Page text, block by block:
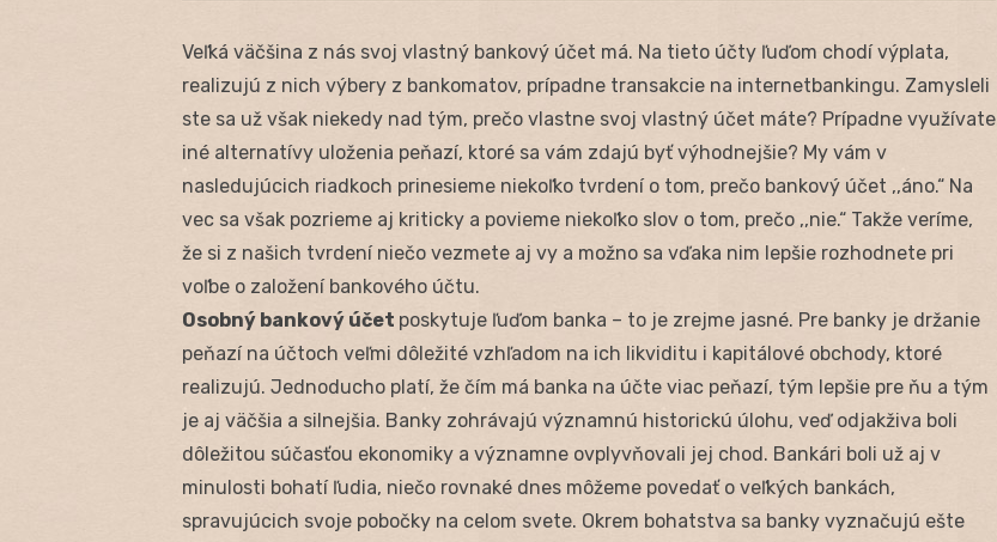
Veľká väčšina z nás svoj vlastný bankový účet má. Na tieto účty ľuďom chodí výplata,
realizujú z nich výbery z bankomatov, prípadne transakcie na internetbankingu. Zamysleli
ste sa už však niekedy nad tým, prečo vlastne svoj vlastný účet máte? Prípadne využívate
iné alternatívy uloženia peňazí, ktoré sa vám zdajú byť výhodnejšie? My vám v
nasledujúcich riadkoch prinesieme niekoľko tvrdení o tom, prečo bankový účet ,,áno.“ Na
vec sa však pozrieme aj kriticky a povieme niekoľko slov o tom, prečo ,,nie.“ Takže veríme,
že si z našich tvrdení niečo vezmete aj vy a možno sa vďaka nim lepšie rozhodnete pri
voľbe o založení bankového účtu.
Osobný bankový účet poskytuje ľuďom banka – to je zrejme jasné. Pre banky je držanie
peňazí na účtoch veľmi dôležité vzhľadom na ich likviditu i kapitálové obchody, ktoré
realizujú. Jednoducho platí, že čím má banka na účte viac peňazí, tým lepšie pre ňu a tým
je aj väčšia a silnejšia. Banky zohrávajú významnú historickú úlohu, veď odjakživa boli
dôležitou súčasťou ekonomiky a významne ovplyvňovali jej chod. Bankári boli už aj v
minulosti bohatí ľudia, niečo rovnaké dnes môžeme povedať o veľkých bankách,
spravujúcich svoje pobočky na celom svete. Okrem bohatstva sa banky vyznačujú ešte